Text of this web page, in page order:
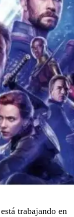
trabajando en